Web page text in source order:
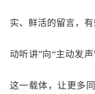
实、鲜活的留言，
动听讲”向“主动发
这一载体，让更多